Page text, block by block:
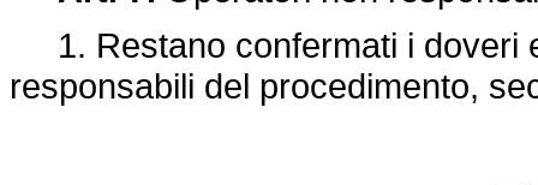
1. Restano confermati i doveri
responsabili del procedimento,